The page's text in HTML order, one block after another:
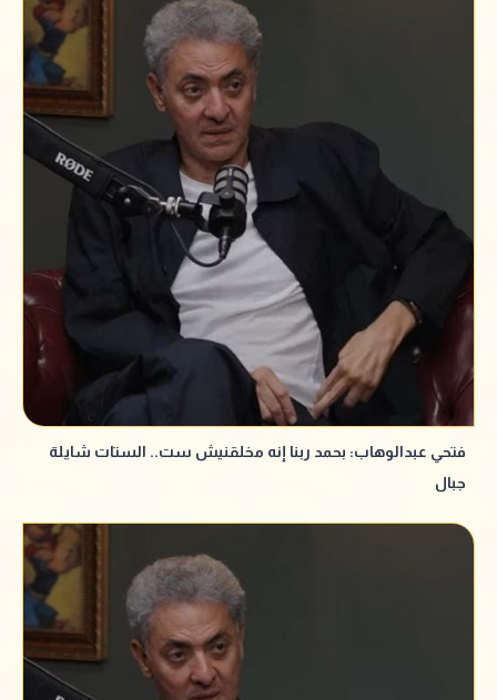
فتحي عبدالوهاب: بحمد ربنا إنه مخلقنيش ست.. الستات شايلة
جبال